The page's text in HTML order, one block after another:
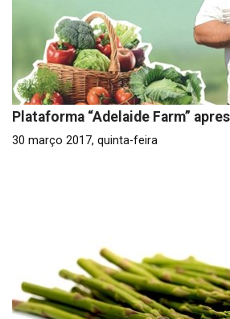
Plataforma “Adelaide Farm”
30 março 2017, quinta-feira